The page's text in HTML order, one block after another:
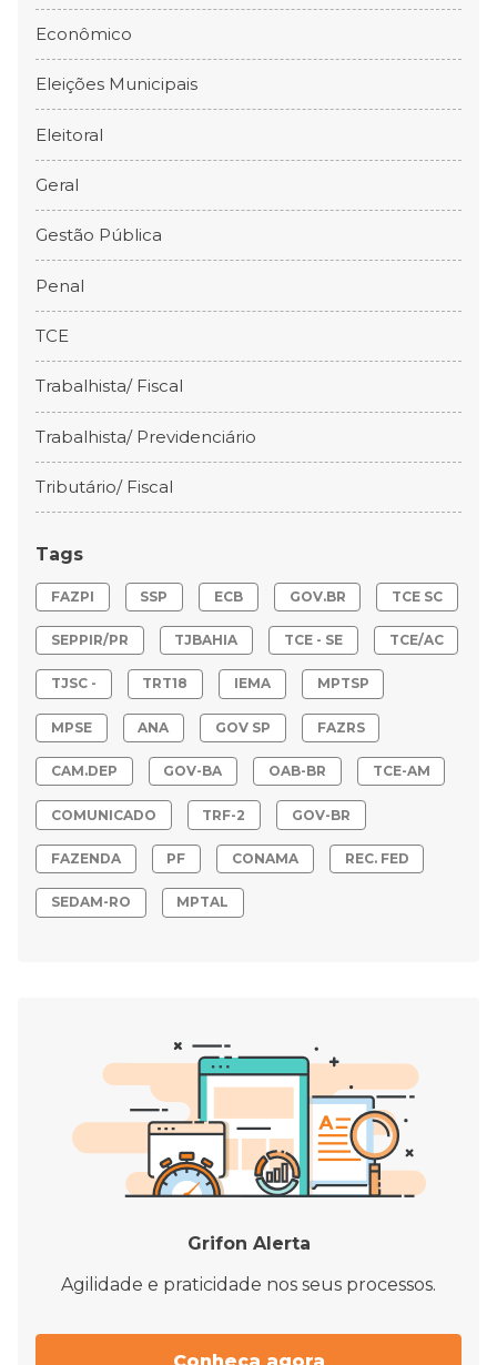
Econômico
Eleições Municipais
Eleitoral
Geral
Gestão Pública
Penal
TCE
Trabalhista/ Fiscal
Trabalhista/ Previdenciário
Tributário/ Fiscal
Tags
FAZPI SSP ECB GOV.BR TCE SC
SEPPIR/PR TJBAHIA TCE - SE TCE/AC
TJSC - TRT18 IEMA MPTSP
MPSE ANA GOV SP FAZRS
CAM.DEP GOV-BA OAB-BR TCE-AM
COMUNICADO TRF-2 GOV-BR
FAZENDA PF CONAMA REC. FED
SEDAM-RO MPTAL
Grifon Alerta
Agilidade e praticidade nos seus processos.